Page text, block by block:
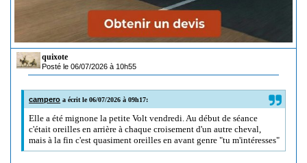
quixote
Posté le 06/07/2026 à 10h55
campero a écrit le 06/07/2026 à 09h17:
Elle a été mignone la petite Volt vendredi. Au début de séance
c'était oreilles en arrière à chaque croisement d'un autre cheval,
mais à la fin c'est quasiment oreilles en avant genre "tu m'intéresses"